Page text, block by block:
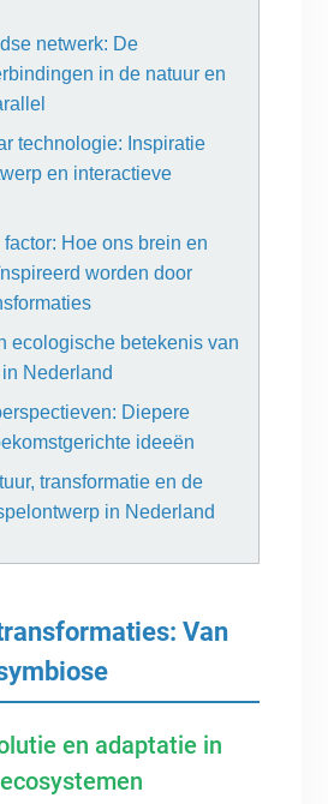
netwerk: De
in de natuur en
technologie: Inspiratie
en interactieve
Hoe ons brein en
worden door
ecologische betekenis van
Nederland
Diepere
ideeën
transformatie en de
in Nederland
Van
en adaptatie in